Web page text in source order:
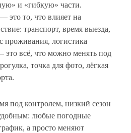
и «гибкую» части.
это то, что влияет на
транспорт, время выезда,
проживания, логистика
это всё, что можно менять под
точка для фото, лёгкая
под контролем, низкий сезон
любые погодные
а просто меняют